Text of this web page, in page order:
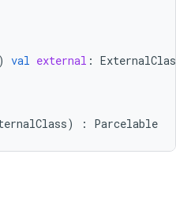
val external : ExternalClass
) : Parcelable